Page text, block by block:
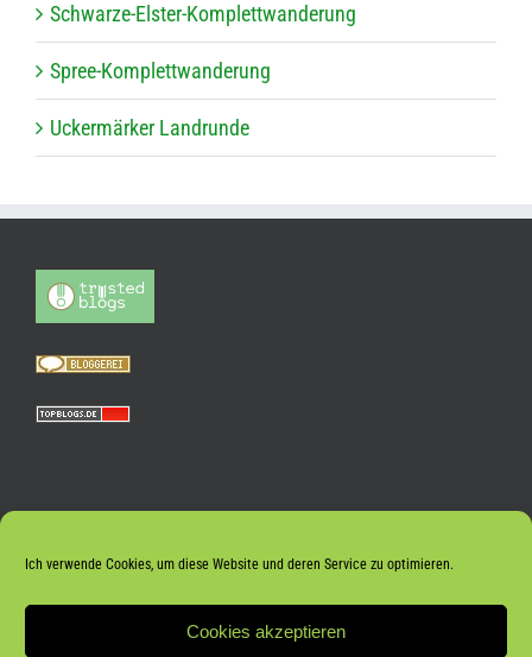
Ich verwende Cookies, um diese Website und deren Service zu optimieren.
Cookies akzeptieren
Schwarze-Els­ter-Kom­plett­wan­de­rung
Spree-Kom­plett­wan­de­rung
Ucker­mär­ker Landrunde